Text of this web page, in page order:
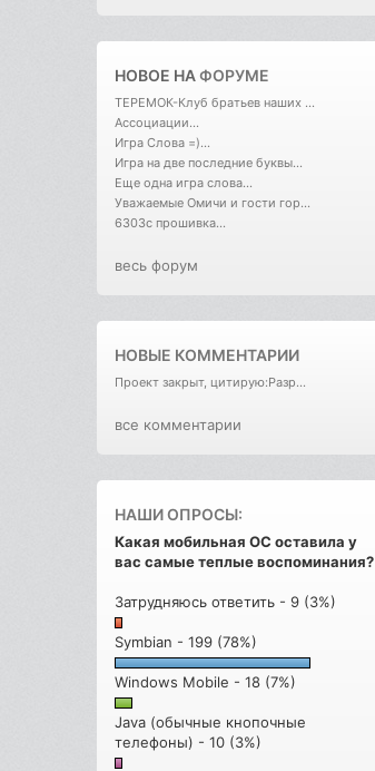
НОВОЕ НАФОРУМЕ
ТЕРЕМОК-Клуб братьев наших ...
Ассоциации...
Игра Слова =)...
Игра на две последние буквы...
Еще одна игра слова...
Уважаемые Омичи и гости гор...
6303с прошивка...
весь форум
НОВЫЕ КОММЕНТАРИИ
Проект закрыт, цитирую:Разр...
все комментарии
НАШИ ОПРОСЫ:
Какая мобильная ОС оставила у
вас самые теплые воспоминания?
Затрудняюсь ответить - 9 (3%)
Symbian - 199 (78%)
Windows Mobile - 18 (7%)
Java (обычные кнопочные
телефоны) - 10 (3%)